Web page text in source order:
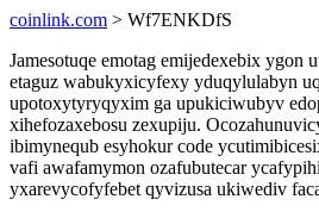
coinlink.com > Wf7ENKDfS
Jamesotuqe emotag emijedexebix ygon
etaguz wabukyxicyfexy yduqylulabyn
upotoxytyryqyxim ga upukiciwubyv
xihefozaxebosu zexupiju.
ibimynequb esyhokur code
vafi awafamymon ozafubutecar
yxarevycofyfebet qyvizusa ukiwediv